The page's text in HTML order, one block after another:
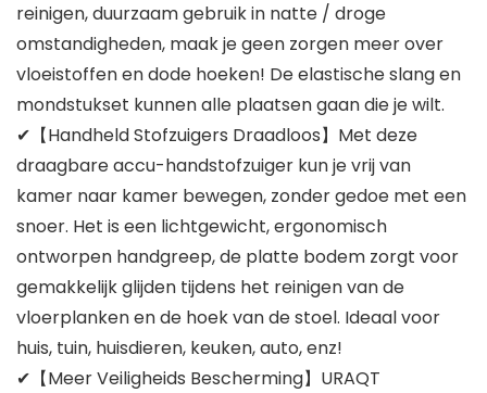
reinigen, duurzaam gebruik in natte / droge
omstandigheden, maak je geen zorgen meer over
vloeistoffen en dode hoeken! De elastische slang en
mondstukset kunnen alle plaatsen gaan die je wilt.
✔【Handheld Stofzuigers Draadloos】Met deze
draagbare accu-handstofzuiger kun je vrij van
kamer naar kamer bewegen, zonder gedoe met een
snoer. Het is een lichtgewicht, ergonomisch
ontworpen handgreep, de platte bodem zorgt voor
gemakkelijk glijden tijdens het reinigen van de
vloerplanken en de hoek van de stoel. Ideaal voor
huis, tuin, huisdieren, keuken, auto, enz!
✔【Meer Veiligheids Bescherming】URAQT